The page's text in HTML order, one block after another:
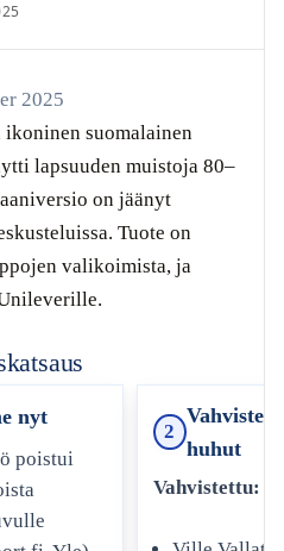
2025
suomalainen
lapsuuden muistoja 80–
on jäänyt
Tuote on
valikoimista, ja
nyt
poistui
2
huhut
Vahvistettu: